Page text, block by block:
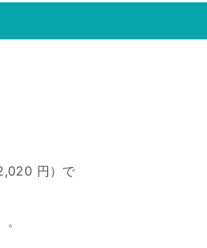
円）で